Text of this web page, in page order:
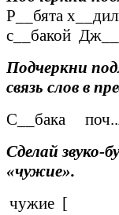
Р__бята
с__бакой
Подчеркни
связь слов в
С__бака
Сделай звуко-
«чужие».
чужие [ ]